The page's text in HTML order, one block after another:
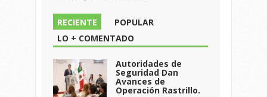
RECIENTE
POPULAR
LO + COMENTADO
Autoridades de
Seguridad Dan
Avances de
Operación Rastrillo.